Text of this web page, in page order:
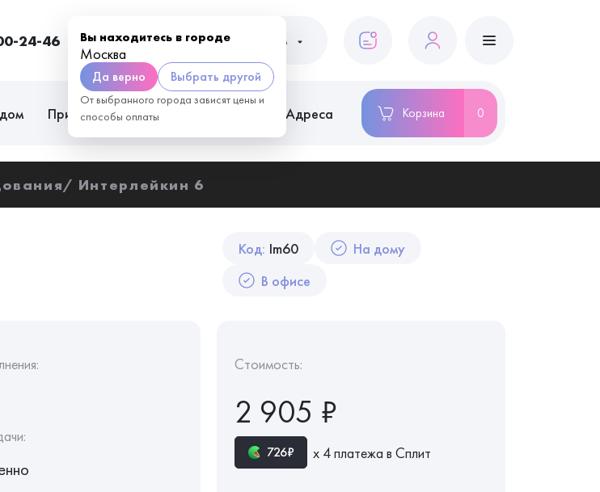
24-46 Вы находитесь в городе
Москва
Да верно Выбрать другой
От выбранного города зависят цены и
способы оплаты
Москва Пациентам
Приём врачей Адреса Корзина 0
Интерлейкин 6
Код: Im60
На дому
В офисе
Стоимость:
2 905 ₽
726₽ х 4 платежа в Сплит